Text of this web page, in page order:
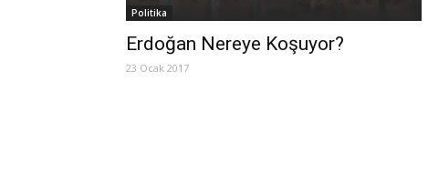
Politika
Erdoğan Nereye Koşuyor?
23 Ocak 2017